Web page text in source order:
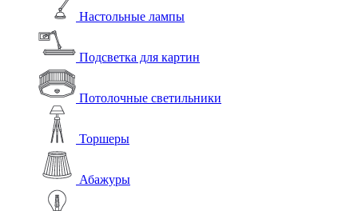
Настольные лампы
Подсветка для картин
Потолочные светильники
Торшеры
Абажуры